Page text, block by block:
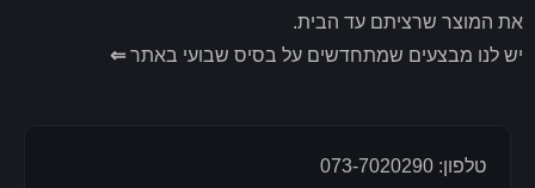
את המוצר שרציתם עד הבית.
יש לנו מבצעים שמתחדשים על בסיס שבועי באתר⇐
טלפון: 073-7020290